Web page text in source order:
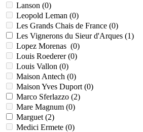
Lanson (0)
Leopold Leman (0)
Les Grands Chais de France (0)
Les Vignerons du Sieur d'Arques (1)
Lopez Morenas (0)
Louis Roederer (0)
Louis Vallon (0)
Maison Antech (0)
Maison Yves Duport (0)
Marco Sferlazzo (2)
Mare Magnum (0)
Marguet (2)
Medici Ermete (0)